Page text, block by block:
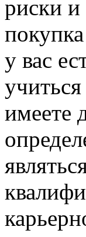
риски и
у вас
имеете